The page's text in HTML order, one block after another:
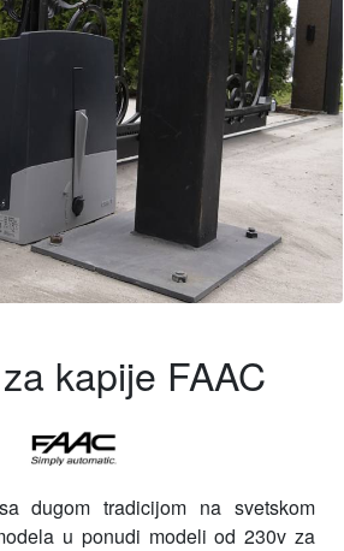
kapije FAAC
dugom tradicijom na svetskom
u ponudi modeli od 230v za